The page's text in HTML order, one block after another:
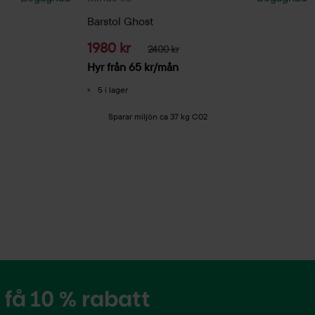
Barstol Ghost
1980 kr 2400 kr
Hyr från 65 kr/mån
5 i lager
Sparar miljön ca 37 kg C02
10 % rabatt